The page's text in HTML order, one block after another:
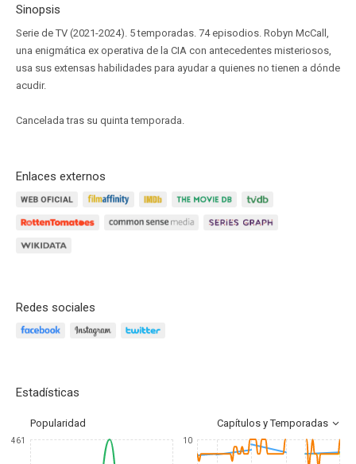
Sinopsis
Serie de TV (2021-2024). 5 temporadas. 74 episodios. Robyn McCall,
una enigmática ex operativa de la CIA con antecedentes misteriosos,
usa sus extensas habilidades para ayudar a quienes no tienen a dónde
acudir.
Cancelada tras su quinta temporada.
Enlaces externos
Redes sociales
Estadísticas
Popularidad Capítulos y Temporadas
461 10